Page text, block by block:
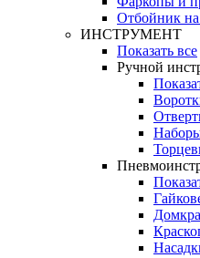
Отбойник на
ИНСТРУМЕНТ
Показать все
Ручной